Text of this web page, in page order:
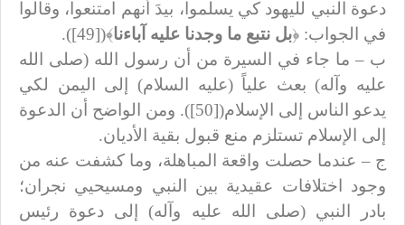
دعوة النبي لليهود كي يسلموا، بيدَ أنهم امتنعوا، وقالوا
في الجواب: ﴿بل نتبع ما وجدنا عليه آباءنا﴾([49]).
ب – ما جاء في السيرة من أن رسول الله (صلى الله
عليه وآله) بعث علياً (عليه السلام) إلى اليمن لكي
يدعو الناس إلى الإسلام([50]). ومن الواضح أن الدعوة
إلى الإسلام تستلزم منع قبول بقية الأديان.
ج – عندما حصلت واقعة المباهلة، وما كشفت عنه من
وجود اختلافات عقيدية بين النبي ومسيحيي نجران؛
بادر النبي (صلى الله عليه وآله) إلى دعوة رئيس